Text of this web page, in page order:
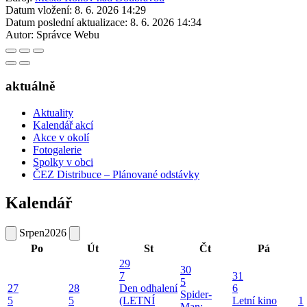
Datum vložení: 8. 6. 2026 14:29
Datum poslední aktualizace: 8. 6. 2026 14:34
Autor: Správce Webu
aktuálně
Aktuality
Kalendář akcí
Akce v okolí
Fotogalerie
Spolky v obci
ČEZ Distribuce – Plánované odstávky
Kalendář
Srpen2026
Po
Út St Čt Pá
27
5
28
5
29
7
Den odhalení
(LETNÍ
30
5
Spider-
31
6
Letní kino
1